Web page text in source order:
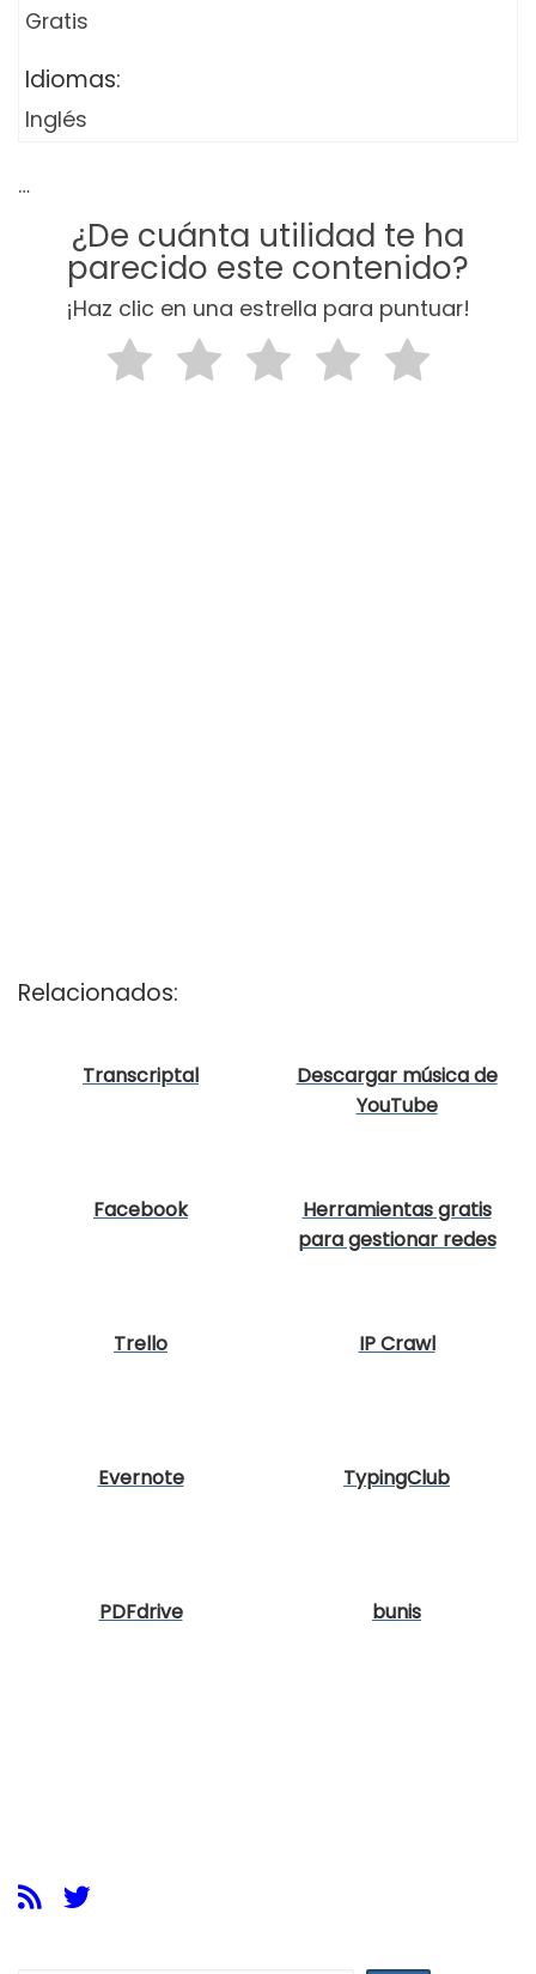
Gratis
Idiomas:
Inglés
…
¿De cuánta utilidad te ha
parecido este contenido?
¡Haz clic en una estrella para puntuar!
Relacionados:
Transcriptal
Descargar música de
YouTube
Facebook
Herramientas gratis
para gestionar redes
Trello IP Crawl
Evernote TypingClub
PDFdrive bunis